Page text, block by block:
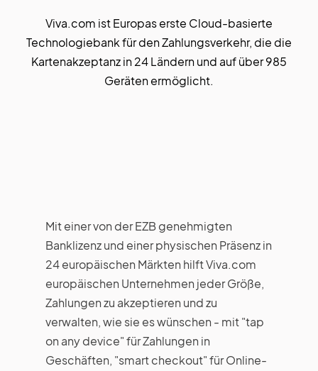
Viva.com ist Europas erste Cloud-basierte
Technologiebank für den Zahlungsverkehr, die die
Kartenakzeptanz in 24 Ländern und auf über 985
Geräten ermöglicht.
Mit einer von der EZB genehmigten
Banklizenz und einer physischen Präsenz in
24 europäischen Märkten hilft Viva.com
europäischen Unternehmen jeder Größe,
Zahlungen zu akzeptieren und zu
verwalten, wie sie es wünschen - mit "tap
on any device" für Zahlungen in
Geschäften, "smart checkout" für Online-